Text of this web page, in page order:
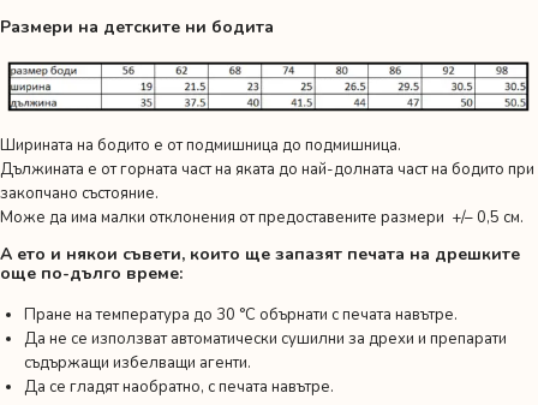
Размери на детските ни бодита
Ширината на бодито е от подмишница до подмишница.
Дължината е от горната част на яката до най-долната част на бодито при
закопчано състояние.
Може да има малки отклонения от предоставените размери +/– 0,5 см.
А ето и някои съвети, които ще запазят печата на дрешките
още по-дълго време:
Пране на температура до 30 °C обърнати с печата навътре.
Да не се използват автоматически сушилни за дрехи и препарати
съдържащи избелващи агенти.
Да се гладят наобратно, с печата навътре.